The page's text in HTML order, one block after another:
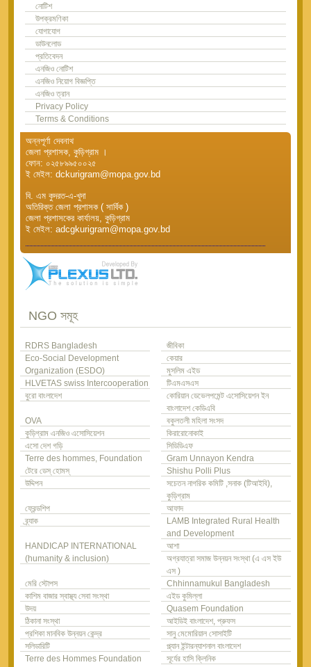
নোটিশ
উপক্রমণিকা
যোগাযোগ
ডাউনলোড
প্রতিবেদন
এনজিও নোটিশ
এনজিও নিয়োগ বিজ্ঞপ্তি
এনজিও ত্রান
Privacy Policy
Terms & Conditions
অন্নপূর্ণা দেবনাথ
জেলা প্রশাসক, কুড়িগ্রাম ।
ফোন: ০২৫৮৯৯৫০০২৫
ই মেইল: dckurigram@mopa.gov.bd
বি. এম কুদরত-এ-খুদা
অতিরিক্ত জেলা প্রশাসক ( সার্বিক )
জেলা প্রশাসকের কার্যালয়, কুড়িগ্রাম
ই মেইল: adcgkurigram@mopa.gov.bd
NGO সমূহ
RDRS Bangladesh
জীবিকা
Eco-Social Development
Organization (ESDO)
কেয়ার
মুসলিম এইড
HLVETAS swiss Intercooperation
টিএমএসএস
বুরো বাংলাদেশ
কোরিয়ান ডেভেলপমেন্ট এসোসিয়েশন ইন
বাংলাদেশ কেডিএবি
OVA
বকুলতলী মহিলা সংসদ
কুড়িগ্রাম এনজিও এসোসিয়েশন
কিরারোনোকাই
এসো দেশ গড়ি
সিডিডিএফ
Terre des hommes, Foundation
টেরে ডেস্ হোমস্
Gram Unnayon Kendra
Shishu Polli Plus
উদ্দিপন
সচেতন নাগরিক কমিটি ,সনাক (টিআইবি),
কুড়িগ্রাম
ফ্রেন্ডশিপ
আফাদ
ব্র্যাক
LAMB Integrated Rural Health
and Development
HANDICAP INTERNATIONAL
(humanity & inclusion)
আশা
অগ্রযাত্রা সমাজ উন্নয়ন সংস্থা (এ এস ইউ
এস )
মেরি স্টোপস
Chhinnamukul Bangladesh
কাশিম বাজার স্বাস্থ্য সেবা সংস্থা
এইড কুমিল্লা
উদয়
Quasem Foundation
ঠিকানা সংস্থা
আইডিই বাংলাদেশ, প্রুফস
প্রশিকা মানবিক উন্নয়ন কেন্দ্র
সানু মেমোরিয়াল সোসাইটি
সলিডারিটি
প্ল্যান ইন্টারন্যাশনাল বাংলাদেশ
Terre des Hommes Foundation
সূর্যের হাসি ক্লিনিক